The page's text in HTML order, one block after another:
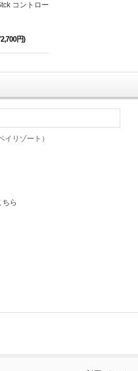
コントロー
円)
リゾート）
ちら